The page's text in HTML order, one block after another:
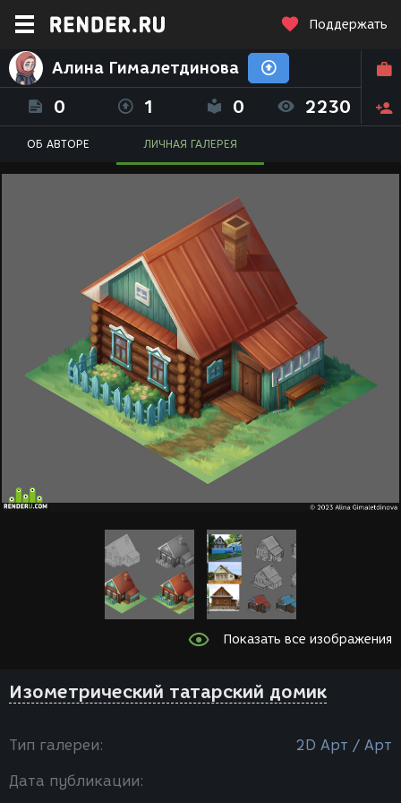
Поддержать
Алина Гималетдинова
0 1 0 2230
ОБ АВТОРЕ ЛИЧНАЯ ГАЛЕРЕЯ
Показать все изображения
Изометрический татарский домик
Тип галереи: 2D Арт / Арт
Дата публикации: